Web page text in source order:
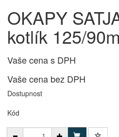
OKAPY
kotlík 125/
Vaše cena s DPH
Vaše cena bez DPH
Dostupnost
Kód